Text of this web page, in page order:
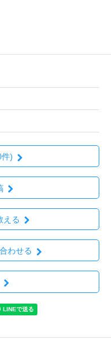
)
える
わせる